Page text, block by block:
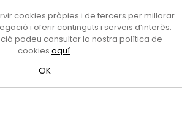
Cultura Mataró
de Mataró
Josep, 9 (Mataró, 08302)
dimecres i divendres de 10 a 13 h.
telèfon al 93 758 23 61
Bústia ciutadana
cookies pròpies i de tercers per millorar
i oferir continguts i serveis d’interès.
podeu consultar la nostra política de
cookies aquí.
OK